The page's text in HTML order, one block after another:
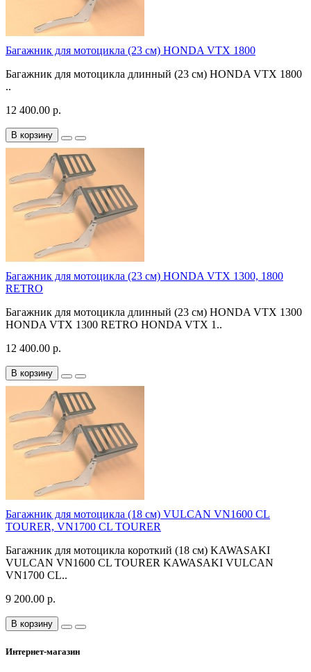
Багажник для мотоцикла (23 см) HONDA VTX 1800
Багажник для мотоцикла длинный (23 см) HONDA VTX 1800
..
12 400.00 р.
В корзину
Багажник для мотоцикла (23 см) HONDA VTX 1300, 1800
RETRO
Багажник для мотоцикла длинный (23 см) HONDA VTX 1300
HONDA VTX 1300 RETRO HONDA VTX 1..
12 400.00 р.
В корзину
Багажник для мотоцикла (18 см) VULCAN VN1600 CL
TOURER, VN1700 CL TOURER
Багажник для мотоцикла короткий (18 см) KAWASAKI
VULCAN VN1600 CL TOURER KAWASAKI VULCAN
VN1700 CL..
9 200.00 р.
В корзину
Интернет-магазин